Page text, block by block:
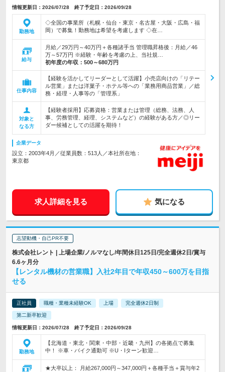
情報更新日：2026/07/28 終了予定日：2026/09/28
勤務地
◇全国の事業所（札幌・仙台・東京・名古屋・大阪・広島・福
岡）で募集！勤務地は希望を考慮します ◇在…
給与
月給／29万円～40万円＋各種諸手当 管理職昇格後：月給／46
万～57万円 ※経験・年齢を考慮の上、当社規…
初年度の年収： 500～680万円
仕事内容
【経験を活かしてリーダーとして活躍】小売店向けの「リテー
ル営業」または洋菓子・ホテル等への「業務用商品営業」／総
務・経理・人事等の「管理系」
対象と
なる方
【経験者採用】応募資格：営業または管理（総務、法務、人
事、労務管理、経理、システムなど）の経験がある方／◎リー
ダー候補としての活躍を期待！
企業データ
設立：2003年4月／従業員数：513人／本社所在地：
東京都
求人詳細を見る 気になる
志望動機・自己PR不要
株式会社レント | 上場企業/ノルマなし/年間休日125日/完全週休2日/賞与
6.6ヶ月分
【レンタル機材の営業職】入社2年目で年収450～600万を目指
せる
正社員 職種・業種未経験OK 上場 完全週休2日制
第二新卒歓迎
情報更新日：2026/07/28 終了予定日：2026/09/28
勤務地
【北海道・東北・関東・中部・近畿・九州】の各拠点で募集
中！ ※車・バイク通勤可 ※U・Iターン歓迎…
★大卒以上： 月給267,000円～347,000円＋各種手当＋賞与年2